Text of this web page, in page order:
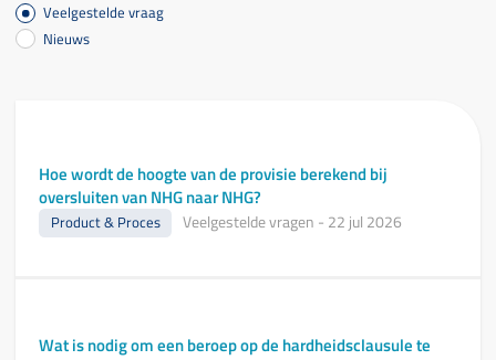
Veelgestelde vraag
Nieuws
Hoe wordt de hoogte van de provisie berekend bij
oversluiten van NHG naar NHG?
Product & Proces Veelgestelde vragen - 22 jul 2026
Wat is nodig om een beroep op de hardheidsclausule te